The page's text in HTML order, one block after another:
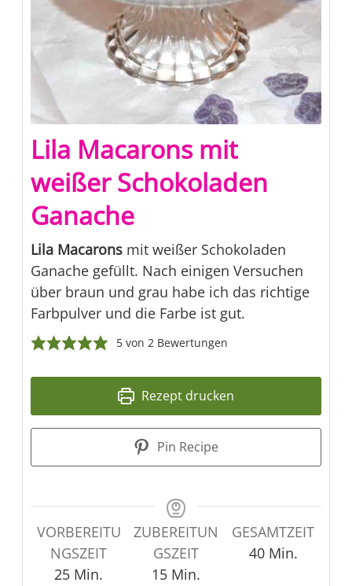
Lila Macarons mit
weißer Schokoladen
Ganache
Lila Macaronsmit weißer Schokoladen
Ganache gefüllt. Nach einigen Versuchen
über braun und grau habe ich das richtige
Farbpulver und die Farbe ist gut.
5von 2Bewertungen
Rezept drucken
Pin Recipe
VORBEREITU
NGSZEIT
25Minuten
Min.
ZUBEREITUN
GSZEIT
15Minuten
Min.
GESAMTZEIT
40Minuten
Min.